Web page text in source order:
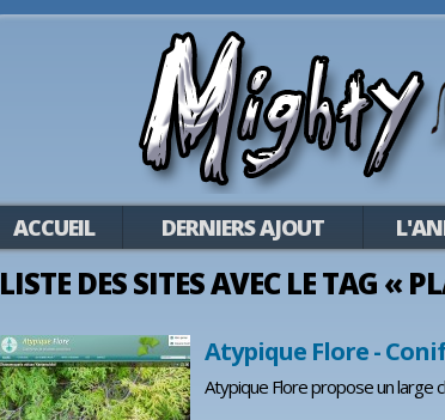
ACCUEIL DERNIERS AJOUT
LISTE DES SITES AVEC LE TAG «
Atypique Flore -
Atypique Flore propose un large